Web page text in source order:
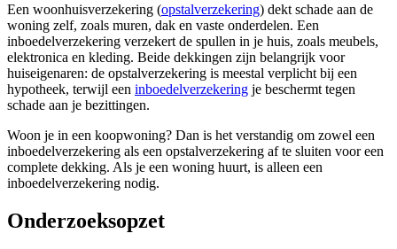
Een woonhuisverzekering (opstalverzekering) dekt schade aan de
woning zelf, zoals muren, dak en vaste onderdelen. Een
inboedelverzekering verzekert de spullen in je huis, zoals meubels,
elektronica en kleding. Beide dekkingen zijn belangrijk voor
huiseigenaren: de opstalverzekering is meestal verplicht bij een
hypotheek, terwijl een inboedelverzekering je beschermt tegen
schade aan je bezittingen.
Woon je in een koopwoning? Dan is het verstandig om zowel een
inboedelverzekering als een opstalverzekering af te sluiten voor een
complete dekking. Als je een woning huurt, is alleen een
inboedelverzekering nodig.
Onderzoeksopzet